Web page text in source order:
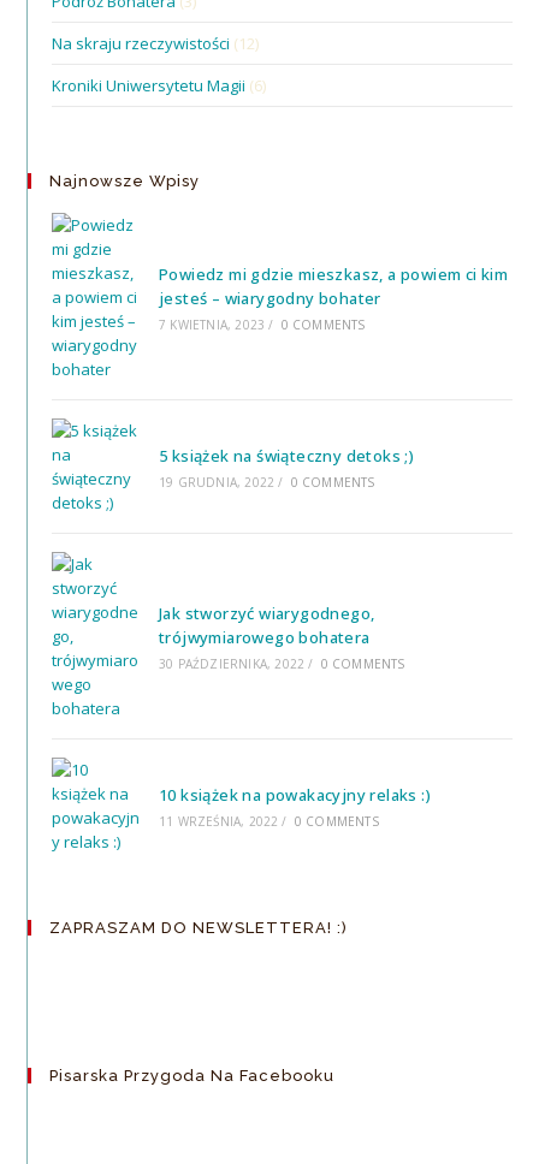
Na skraju rzeczywistości (12)
Kroniki Uniwersytetu Magii (6)
Najnowsze Wpisy
Powiedz mi gdzie mieszkasz, a powiem ci kim
jesteś – wiarygodny bohater
7 KWIETNIA, 2023 / 0 COMMENTS
5 książek na świąteczny detoks ;)
19 GRUDNIA, 2022 / 0 COMMENTS
Jak stworzyć wiarygodnego,
trójwymiarowego bohatera
30 PAŹDZIERNIKA, 2022 / 0 COMMENTS
10 książek na powakacyjny relaks :)
11 WRZEŚNIA, 2022 / 0 COMMENTS
ZAPRASZAM DO NEWSLETTERA! :)
Pisarska Przygoda Na Facebooku